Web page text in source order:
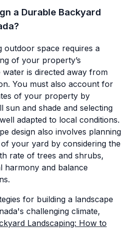
a Durable Backyard
outdoor space requires a
of your property’s
is directed away from
You must also account for
of your property by
sun and shade and selecting
adapted to local conditions.
design also involves planning
your yard by considering the
rate of trees and shrubs,
harmony and balance
for building a landscape
challenging climate,
Landscaping: How to